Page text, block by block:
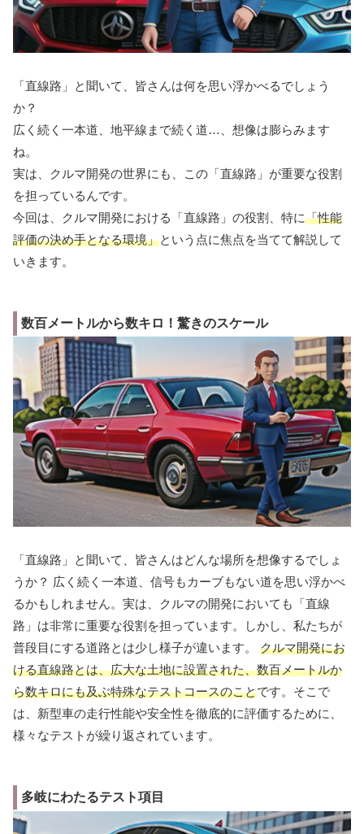
「直線路」と聞いて、皆さんは何を思い浮かべるでしょう
か？
広く続く一本道、地平線まで続く道…、想像は膨らみます
ね。
実は、クルマ開発の世界にも、この「直線路」が重要な役割
を担っているんです。
今回は、クルマ開発における「直線路」の役割、特に「性能
評価の決め手となる環境」という点に焦点を当てて解説して
いきます。
数百メートルから数キロ！驚きのスケール
「直線路」と聞いて、皆さんはどんな場所を想像するでしょ
うか？ 広く続く一本道、信号もカーブもない道を思い浮かべ
るかもしれません。実は、クルマの開発においても「直線
路」は非常に重要な役割を担っています。しかし、私たちが
普段目にする道路とは少し様子が違います。 クルマ開発にお
ける直線路とは、広大な土地に設置された、数百メートルか
ら数キロにも及ぶ特殊なテストコースのことです。そこで
は、新型車の走行性能や安全性を徹底的に評価するために、
様々なテストが繰り返されています。
多岐にわたるテスト項目